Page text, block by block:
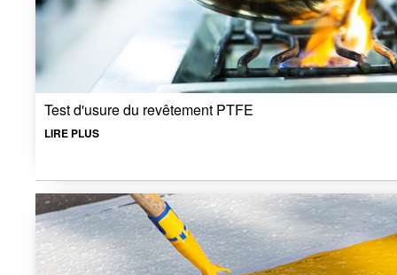
Test d'usure du revêtement PTFE
LIRE PLUS